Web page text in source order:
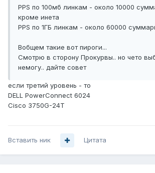
PPS по 100мб линкам - около 10000
кроме инета
PPS по 1ГБ линкам - около 60000
Вобщем такие вот пироги...
Смотрю в сторону Прокурвы.. но чето
немогу.. дайте совет
если третий уровень - то
DELL PowerConnect 6024
Cisco 3750G-24T
Вставить ник Цитата